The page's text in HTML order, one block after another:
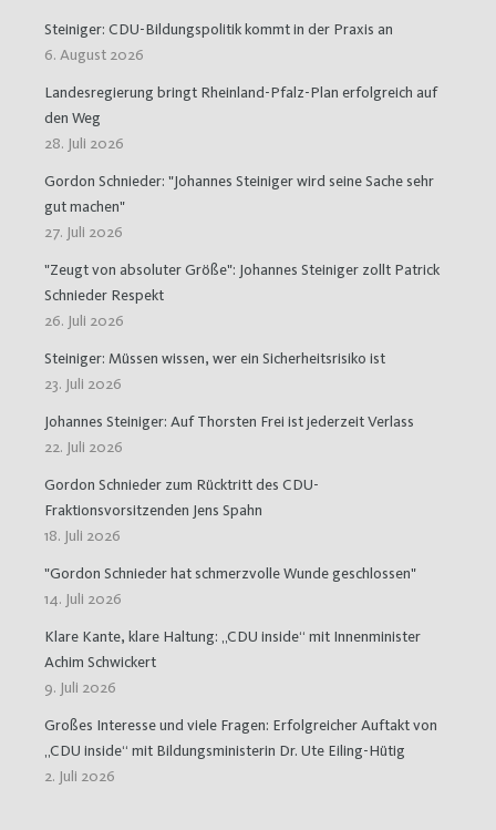
Steiniger: CDU-Bildungspolitik kommt in der Praxis an
6. August 2026
Landesregierung bringt Rheinland-Pfalz-Plan erfolgreich auf
den Weg
28. Juli 2026
Gordon Schnieder: "Johannes Steiniger wird seine Sache sehr
gut machen"
27. Juli 2026
"Zeugt von absoluter Größe": Johannes Steiniger zollt Patrick
Schnieder Respekt
26. Juli 2026
Steiniger: Müssen wissen, wer ein Sicherheitsrisiko ist
23. Juli 2026
Johannes Steiniger: Auf Thorsten Frei ist jederzeit Verlass
22. Juli 2026
Gordon Schnieder zum Rücktritt des CDU-
Fraktionsvorsitzenden Jens Spahn
18. Juli 2026
"Gordon Schnieder hat schmerzvolle Wunde geschlossen"
14. Juli 2026
Klare Kante, klare Haltung: „CDU inside“ mit Innenminister
Achim Schwickert
9. Juli 2026
Großes Interesse und viele Fragen: Erfolgreicher Auftakt von
„CDU inside“ mit Bildungsministerin Dr. Ute Eiling-Hütig
2. Juli 2026